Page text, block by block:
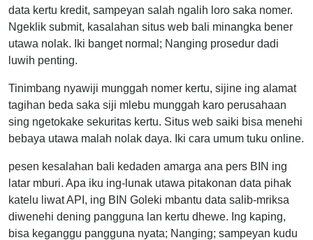
data kertu kredit, sampeyan salah ngalih loro saka nomer.
Ngeklik submit, kasalahan situs web bali minangka bener
utawa nolak. Iki banget normal; Nanging prosedur dadi
luwih penting.
Tinimbang nyawiji munggah nomer kertu, sijine ing alamat
tagihan beda saka siji mlebu munggah karo perusahaan
sing ngetokake sekuritas kertu. Situs web saiki bisa menehi
bebaya utawa malah nolak daya. Iki cara umum tuku online.
pesen kesalahan bali kedaden amarga ana pers BIN ing
latar mburi. Apa iku ing-lunak utawa pitakonan data pihak
katelu liwat API, ing BIN Goleki mbantu data salib-mriksa
diwenehi dening pangguna lan kertu dhewe. Ing kaping,
bisa keganggu pangguna nyata; Nanging; sampeyan kudu